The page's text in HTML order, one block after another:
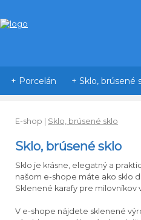
E-shop Sklo, brúsené sklo
Sklo, brúsené sklo
Sklo je krásne, elegatný a
našom e-shope máte ako sklo
Sklenené karafy pre milovníkov
V e-shope nájdete sklenené
+ Porcelán + Sklo, brúsené